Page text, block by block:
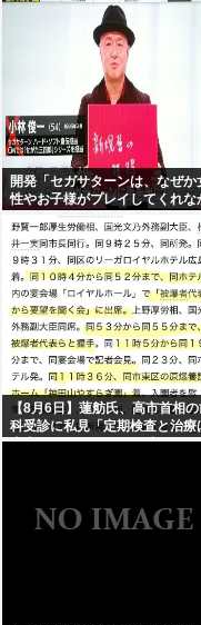
開発「セガサターンは、なぜか
性やお子様がプレイしてくれな
【8月6日】蓮舫氏、高市首相
科受診に私見「定期検査と治療
大事ですが…この日を避けて行